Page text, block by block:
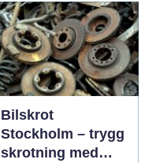
Bilskrot
Stockholm – trygg
skrotning med